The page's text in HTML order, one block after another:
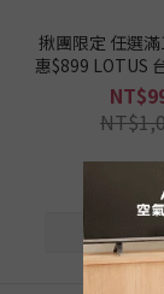
揪團限定 任選
惠$899 LOTUS
疊瑜珈健身墊 6mm 超慢
附收